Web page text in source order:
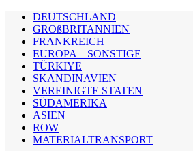
DEUTSCHLAND
GROßBRITANNIEN
FRANKREICH
EUROPA – SONSTIGE
TÜRKIYE
SKANDINAVIEN
VEREINIGTE STATEN
SÜDAMERIKA
ASIEN
ROW
MATERIALTRANSPORT